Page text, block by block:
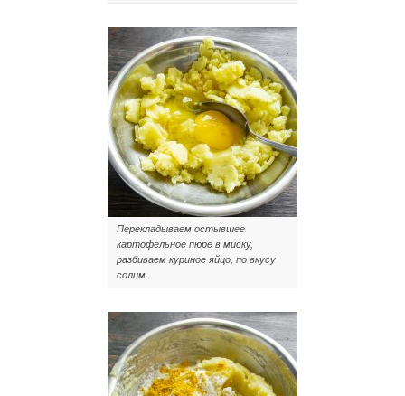
Перекладываем остывшее
картофельное пюре в миску,
разбиваем куриное яйцо, по вкусу
солим.